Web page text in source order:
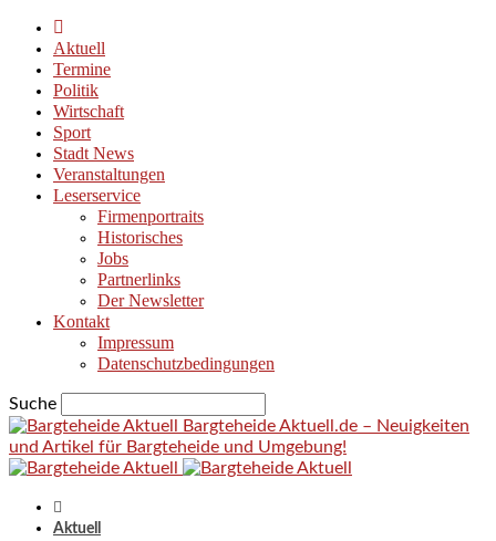
Aktuell
Termine
Politik
Wirtschaft
Sport
Stadt News
Veranstaltungen
Leserservice
Firmenportraits
Historisches
Jobs
Partnerlinks
Der Newsletter
Kontakt
Impressum
Datenschutzbedingungen
Suche
Bargteheide Aktuell.de – Neuigkeiten
und Artikel für Bargteheide und Umgebung!
Aktuell